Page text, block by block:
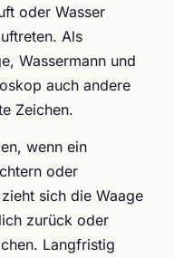
oder Wasser
Als
Wassermann und
auch andere
Zeichen.
wenn ein
oder
sich die Waage
zurück oder
Langfristig